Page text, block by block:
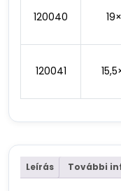
120040
120041
Leírás További